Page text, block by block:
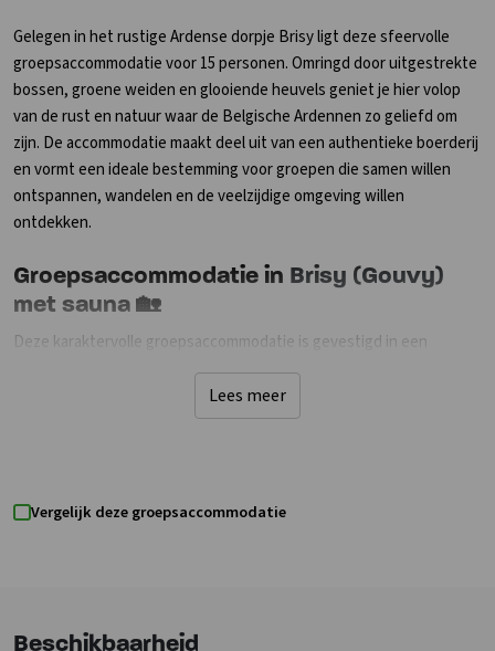
Gelegen in het rustige Ardense dorpje Brisy ligt deze sfeervolle
groepsaccommodatie voor 15 personen. Omringd door uitgestrekte
bossen, groene weiden en glooiende heuvels geniet je hier volop
van de rust en natuur waar de Belgische Ardennen zo geliefd om
zijn. De accommodatie maakt deel uit van een authentieke boerderij
en vormt een ideale bestemming voor groepen die samen willen
ontspannen, wandelen en de veelzijdige omgeving willen
ontdekken.
Groepsaccommodatie in Brisy (Gouvy)
met sauna 🏡
Deze karaktervolle groepsaccommodatie is gevestigd in een
zorgvuldig gerenoveerde Ardense boerderij waar authentieke
elementen behouden zijn gebleven. De warme uitstraling, houten
details en landelijke sfeer zorgen direct voor een gezellig
koudere maanden heerlijk vertoeven is. Daarnaast is er een grote
eetruimte waar je samen kunt ontbijten, lunchen of uitgebreid
twee verdiepingen. Op de eerste verdieping bevinden zich vier
Lees meer
Vergelijk deze groepsaccommodatie
Beschikbaarheid